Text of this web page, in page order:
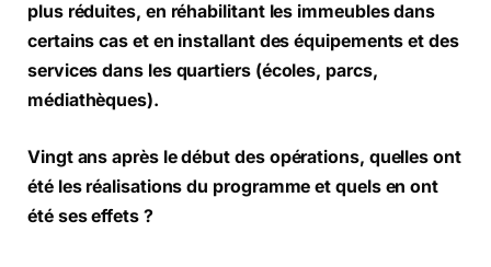
plus réduites, en réhabilitant les immeubles dans
certains cas et en installant des équipements et des
services dans les quartiers (écoles, parcs,
médiathèques).
Vingt ans après le début des opérations, quelles ont
été les réalisations du programme et quels en ont
été ses effets ?